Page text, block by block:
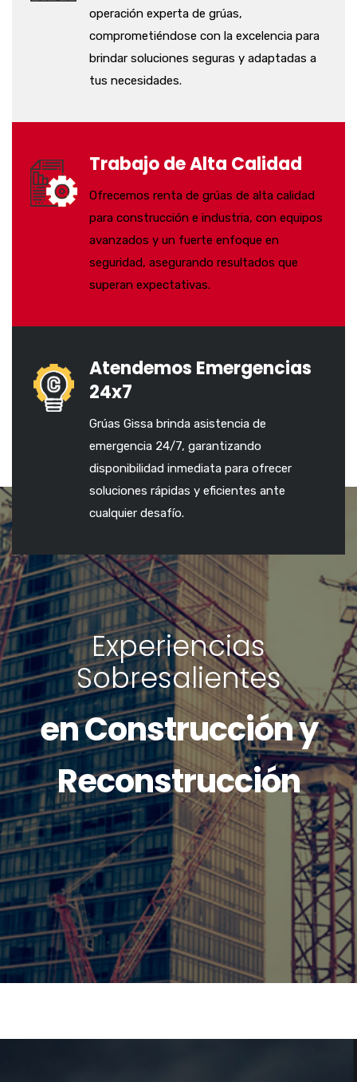
operación experta de grúas,
comprometiéndose con la excelencia para
brindar soluciones seguras y adaptadas a
tus necesidades.
Trabajo de Alta Calidad
Ofrecemos renta de grúas de alta calidad
para construcción e industria, con equipos
avanzados y un fuerte enfoque en
seguridad, asegurando resultados que
superan expectativas.
Atendemos Emergencias
24x7
Grúas Gissa brinda asistencia de
emergencia 24/7, garantizando
disponibilidad inmediata para ofrecer
soluciones rápidas y eficientes ante
cualquier desafío.
Experiencias
Sobresalientes
en Construcción y
Reconstrucción